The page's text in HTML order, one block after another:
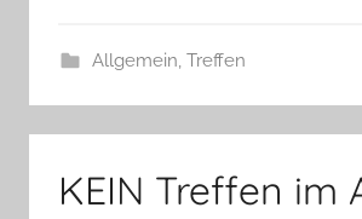
Allgemein Treffen
KEIN Treffen im